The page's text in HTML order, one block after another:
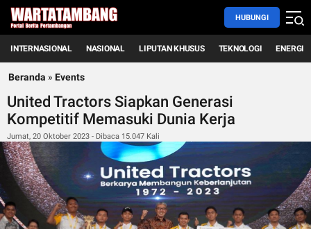
HUBUNGI
INTERNASIONAL NASIONAL LIPUTAN KHUSUS TEKNOLOGI ENERGI
Beranda » Events
United Tractors Siapkan Generasi
Kompetitif Memasuki Dunia Kerja
Jumat, 20 Oktober 2023 - Dibaca 15.047 Kali